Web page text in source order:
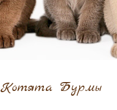
Котята Бурмы